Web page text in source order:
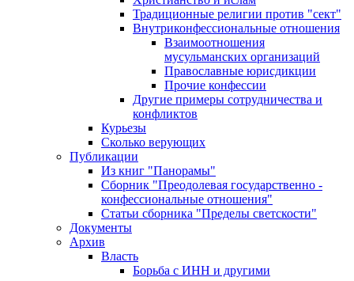
Традиционные религии против "сект"
Внутриконфессиональные отношения
Взаимоотношения
мусульманских организаций
Православные юрисдикции
Прочие конфессии
Другие примеры сотрудничества и
конфликтов
Курьезы
Сколько верующих
Публикации
Из книг "Панорамы"
Сборник "Преодолевая государственно -
конфессиональные отношения"
Статьи сборника "Пределы светскости"
Документы
Архив
Власть
Борьба с ИНН и другими